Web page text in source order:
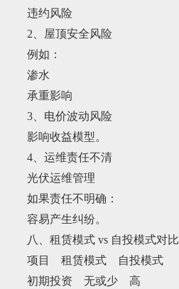
违约风险
2、屋顶安全风险
例如：
渗水
承重影响
3、电价波动风险
影响收益模型。
4、运维责任不清
光伏运维管理
如果责任不明确：
容易产生纠纷。
八、租赁模式 vs 自投模式对比
项目 租赁模式 自投模式
初期投资 无或少 高